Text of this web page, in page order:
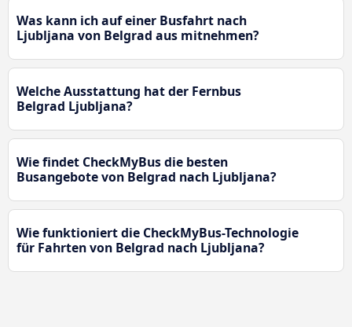
Was kann ich auf einer Busfahrt nach
Ljubljana von Belgrad aus mitnehmen?
Welche Ausstattung hat der Fernbus
Belgrad Ljubljana?
Wie findet CheckMyBus die besten
Busangebote von Belgrad nach Ljubljana?
Wie funktioniert die CheckMyBus-Technologie
für Fahrten von Belgrad nach Ljubljana?